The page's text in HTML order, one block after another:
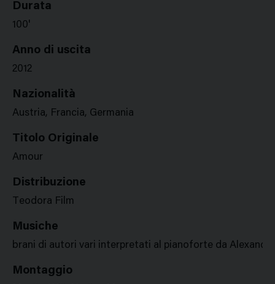
Durata
100'
Anno di uscita
2012
Nazionalità
Austria, Francia, Germania
Titolo Originale
Amour
Distribuzione
Teodora Film
Musiche
brani di autori vari interpretati al pianoforte da
Montaggio